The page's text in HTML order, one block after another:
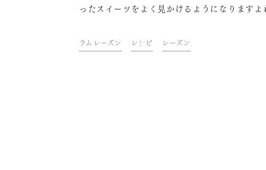
ったスイーツをよく見かけるようになりますよ
で漬けた、「ラムレーズン」ならぬ「日本酒レ
ン」の作り方をご紹介します！電子レンジを活
ラムレーズン レシピ レーズン